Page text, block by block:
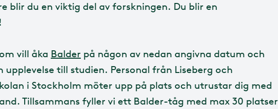
blir du en viktig del av forskningen. Du blir en
vill åka Balder på någon av nedan angivna datum och
upplevelse till studien. Personal från Liseberg och
i Stockholm möter upp på plats och utrustar dig med
Tillsammans fyller vi ett Balder-tåg med max 30 platser